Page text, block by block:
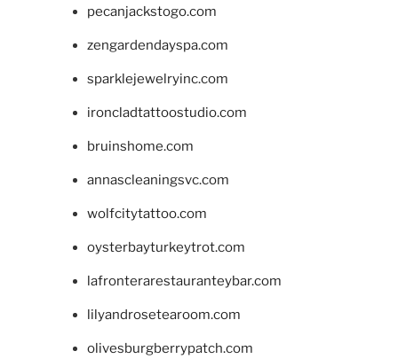
pecanjackstogo.com
zengardendayspa.com
sparklejewelryinc.com
ironcladtattoostudio.com
bruinshome.com
annascleaningsvc.com
wolfcitytattoo.com
oysterbayturkeytrot.com
lafronterarestauranteybar.com
lilyandrosetearoom.com
olivesburgberrypatch.com